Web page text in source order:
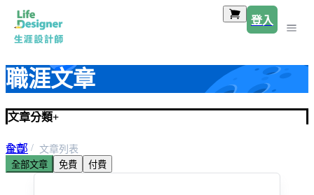
登入
職涯文章
文章分類+
全部
求職技巧
首頁
文章列表
全部文章
免費 付費